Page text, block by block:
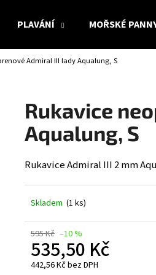
PLAVÁNÍ MOŘSKÉ
Admiral III lady Aqualung, S
Rukavice
Aqualung, S
Rukavice Admiral III 2 mm
Skladem (1 ks)
595 Kč –10 %
535,50 Kč
442,56 Kč bez DPH
HLEDAT